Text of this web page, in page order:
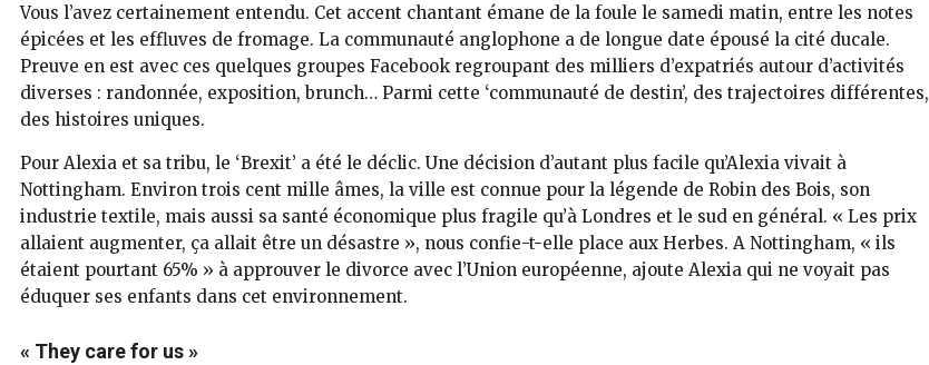
Vous l’avez certainement entendu. Cet accent chantant émane de la foule le samedi matin, entre les notes
épicées et les effluves de fromage. La communauté anglophone a de longue date épousé la cité ducale.
Preuve en est avec ces quelques groupes Facebook regroupant des milliers d’expatriés autour d’activités
diverses : randonnée, exposition, brunch… Parmi cette ‘communauté de destin’, des trajectoires différentes,
des histoires uniques.
Pour Alexia et sa tribu, le ‘Brexit’ a été le déclic. Une décision d’autant plus facile qu’Alexia vivait à
Nottingham. Environ trois cent mille âmes, la ville est connue pour la légende de Robin des Bois, son
industrie textile, mais aussi sa santé économique plus fragile qu’à Londres et le sud en général. « Les prix
allaient augmenter, ça allait être un désastre », nous confie-t-elle place aux Herbes. A Nottingham, « ils
étaient pourtant 65% » à approuver le divorce avec l’Union européenne, ajoute Alexia qui ne voyait pas
éduquer ses enfants dans cet environnement.
« They care for us »